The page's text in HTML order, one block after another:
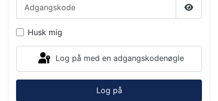
Vis
Husk mig
Log på med en adgangskodenøgle
Log på